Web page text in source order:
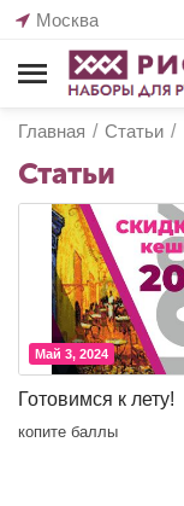
Москва
Главная / Статьи /
Статьи
Май 3, 2024
Готовимся к лету!
копите баллы